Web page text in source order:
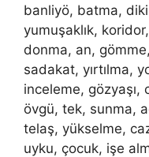
banliyö, batma,
yumuşaklık,
donma, an,
sadakat, yırtılma,
inceleme, gözyaşı,
övgü, tek, sunma,
telaş, yükselme,
uyku, çocuk, işe